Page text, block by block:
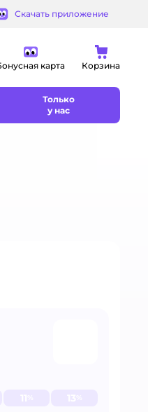
Скачать приложение
карта Корзина
Только
у нас